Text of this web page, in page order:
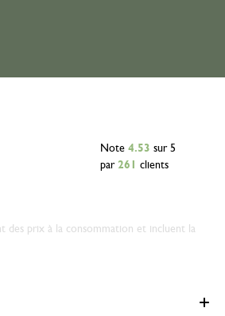
Note 4.53 sur 5
par 261 clients
des prix à la consommation et incluent la